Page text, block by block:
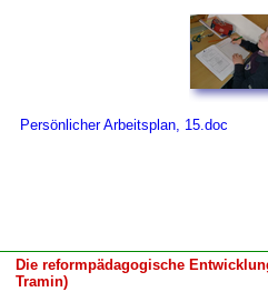
Persönlicher Arbeitsplan, 15.doc
Die reformpädagogische
Tramin)